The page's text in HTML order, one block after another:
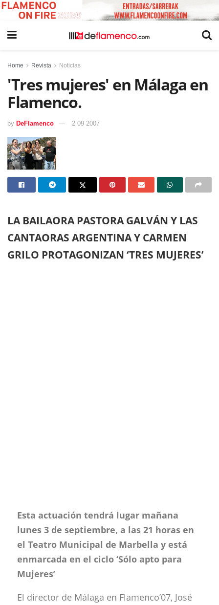
Home Revista Noticias
'Tres mujeres' en Málaga en
Flamenco.
by DeFlamenco 2 09 2007
LA BAILAORA PASTORA GALVÁN Y LAS
CANTAORAS ARGENTINA Y CARMEN
GRILO PROTAGONIZAN ‘TRES MUJERES’
Esta actuación tendrá lugar mañana
lunes 3 de septiembre, a las 21 horas en
el Teatro Municipal de Marbella y está
enmarcada en el ciclo ‘Sólo apto para
Mujeres’
El director de Málaga en Flamenco’07, José